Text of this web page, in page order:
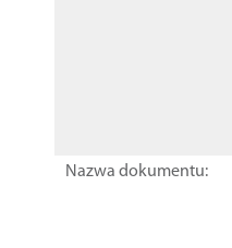
Nazwa dokumentu: